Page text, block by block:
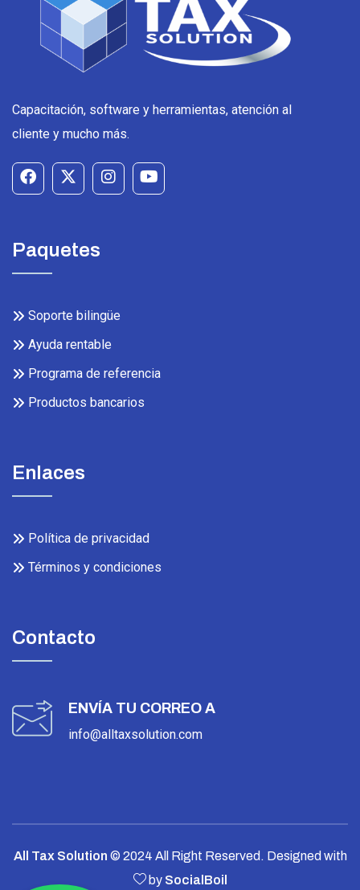
Capacitación, software y herramientas, atención al
cliente y mucho más.
Paquetes
Soporte bilingüe
Ayuda rentable
Programa de referencia
Productos bancarios
Enlaces
Política de privacidad
Términos y condiciones
Contacto
ENVÍA TU CORREO A
info@alltaxsolution.com
All Tax Solution © 2024 All Right Reserved. Designed with
by SocialBoil